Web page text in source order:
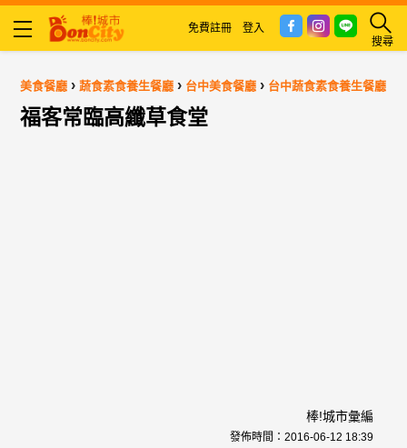
搜尋
免費註冊 登入
美食餐廳 ›蔬食素食養生餐廳 › 台中美食餐廳 › 台中蔬食素食養生餐廳
福客常臨高纖草食堂
棒!城市彙編
發佈時間： 2016-06-12 18:39